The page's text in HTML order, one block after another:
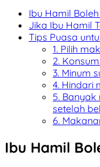
Ibu Hamil
Jika Ibu Hamil
Tips Puasa
1. Pilih
2.
3. Minum
4. Hindari
5.
setelah
6.
Ibu Hamil